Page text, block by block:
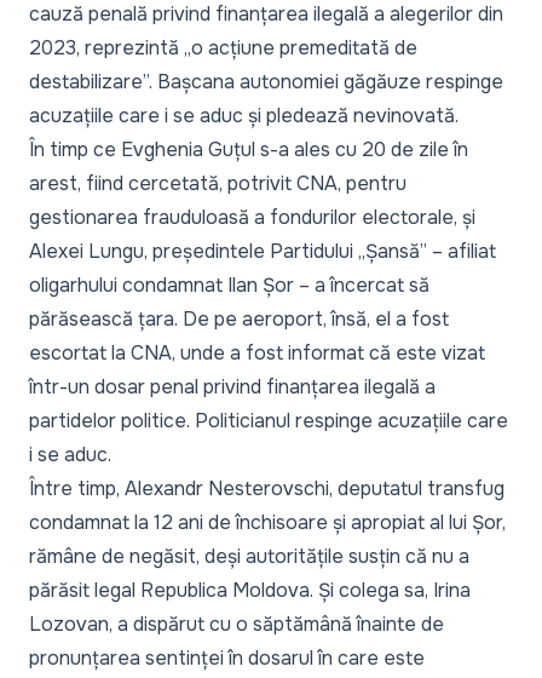
cauză penală privind finanțarea ilegală a alegerilor din
2023, reprezintă „o acțiune premeditată de
destabilizare”. Bașcana autonomiei găgăuze respinge
acuzațiile care i se aduc și pledează nevinovată.
În timp ce Evghenia Guțul s-a ales cu 20 de zile în
arest, fiind cercetată, potrivitCNA, pentru
gestionarea frauduloasă a fondurilor electorale, și
Alexei Lungu, președintele Partidului „Șansă” – afiliat
oligarhului condamnat Ilan Șor – a încercat să
părăsească țara. De pe aeroport, însă, el a fost
escortat la CNA, unde a fost informat că este vizat
într-un dosar penal privind finanțarea ilegală a
partidelor politice. Politicianul respinge acuzațiile care
i se aduc.
Între timp, Alexandr Nesterovschi, deputatul transfug
condamnat la 12 ani de închisoare și apropiat al lui Șor,
rămâne de negăsit, deși autoritățile susțin că nu a
părăsit legal Republica Moldova. Și colega sa, Irina
Lozovan, a dispărut cu o săptămână înainte de
pronunțarea sentinței în dosarul în care este